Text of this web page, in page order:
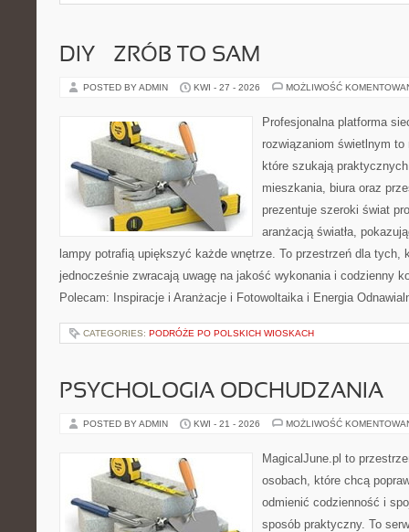
DIY – ZRÓB TO SAM
POSTED BY ADMIN KWI - 27 - 2026 MOŻLIWOŚĆ
Profesjonalna platforma
rozwiązaniom świetlnym
które szukają
mieszkania, biura oraz
prezentuje szeroki świat
aranżacją światła,
lampy potrafią upiększyć każde wnętrze. To przestrzeń dla tych,
jednocześnie zwracają uwagę na jakość wykonania i codzienny
Polecam: Inspiracje i Aranżacje i Fotowoltaika i Energia
CATEGORIES: PODRÓŻE PO POLSKICH WIOSKACH
PSYCHOLOGIA ODCHUDZANIA
POSTED BY ADMIN KWI - 21 - 2026 MOŻLIWOŚĆ
MagicalJune.pl to
osobach, które chcą
odmienić codzienność i
sposób praktyczny. To